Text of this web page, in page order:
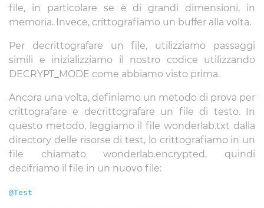
file, in particolare se è di grandi dimensioni, in
memoria. Invece, crittografiamo un buffer alla volta.
Per decrittografare un file, utilizziamo passaggi
simili e inizializziamo il nostro codice utilizzando
DECRYPT_MODE come abbiamo visto prima.
Ancora una volta, definiamo un metodo di prova per
crittografare e decrittografare un file di testo. In
questo metodo, leggiamo il file wonderlab.txt dalla
directory delle risorse di test, lo crittografiamo in un
file chiamato wonderlab.encrypted, quindi
decifriamo il file in un nuovo file:
@Test